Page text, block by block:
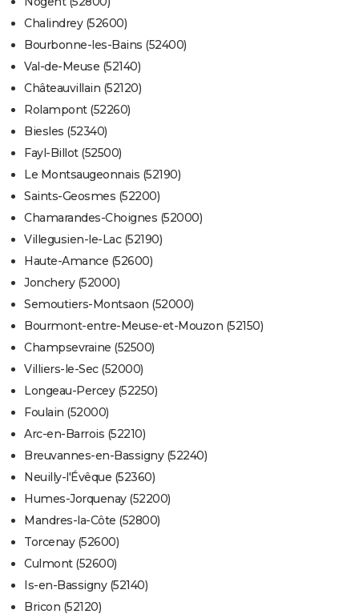
Chalindrey (52600)
Bourbonne-les-Bains (52400)
Val-de-Meuse (52140)
Châteauvillain (52120)
Rolampont (52260)
Biesles (52340)
Fayl-Billot (52500)
Le Montsaugeonnais (52190)
Saints-Geosmes (52200)
Chamarandes-Choignes (52000)
Villegusien-le-Lac (52190)
Haute-Amance (52600)
Jonchery (52000)
Semoutiers-Montsaon (52000)
Bourmont-entre-Meuse-et-Mouzon (52150)
Champsevraine (52500)
Villiers-le-Sec (52000)
Longeau-Percey (52250)
Foulain (52000)
Arc-en-Barrois (52210)
Breuvannes-en-Bassigny (52240)
Neuilly-l'Évêque (52360)
Humes-Jorquenay (52200)
Mandres-la-Côte (52800)
Torcenay (52600)
Culmont (52600)
Is-en-Bassigny (52140)
Bricon (52120)